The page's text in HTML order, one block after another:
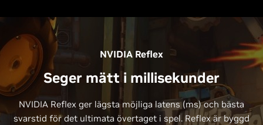
NVIDIA Reflex
Seger mätt i millisekunder
NVIDIA Reflex ger lägsta möjliga latens (ms) och bästa
svarstid för det ultimata övertaget i spel. Reflex är byggd